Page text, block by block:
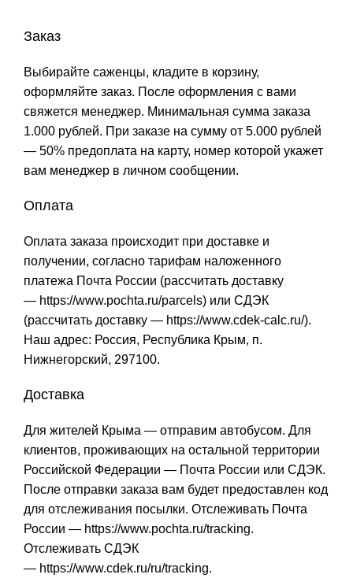
Заказ
Выбирайте саженцы, кладите в корзину,
оформляйте заказ. После оформления с вами
свяжется менеджер. Минимальная сумма заказа
1.000 рублей. При заказе на сумму от 5.000 рублей
— 50% предоплата на карту, номер которой укажет
вам менеджер в личном сообщении.
Оплата
Оплата заказа происходит при доставке и
получении, согласно тарифам наложенного
платежа Почта России (рассчитать доставку
— https://www.pochta.ru/parcels) или СДЭК
(рассчитать доставку — https://www.cdek-calc.ru/).
Наш адрес: Россия, Республика Крым, п.
Нижнегорский, 297100.
Доставка
Для жителей Крыма — отправим автобусом. Для
клиентов, проживающих на остальной территории
Российской Федерации — Почта России или СДЭК.
После отправки заказа вам будет предоставлен код
для отслеживания посылки. Отслеживать Почта
России — https://www.pochta.ru/tracking.
Отслеживать СДЭК
— https://www.cdek.ru/ru/tracking.